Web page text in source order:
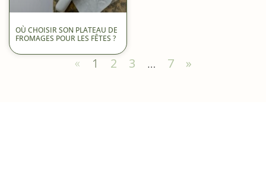
OÙ CHOISIR SON PLATEAU DE
FROMAGES POUR LES FÊTES ?
« 1 2 3 … 7 »